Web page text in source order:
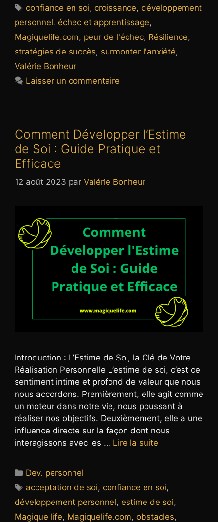
Étiquettes
confiance en soi, croissance, développement
personnel, échec et apprentissage,
Magiquelife.com, peur de l'échec, Résilience,
stratégies de succès, surmonter l'anxiété,
Valérie Bonheur
Laisser un commentaire
Comment Développer l’Estime
de Soi : Guide Pratique et
Efficace
12 août 2023 par Valérie Bonheur
Introduction : L’Estime de Soi, la Clé de Votre
Réalisation Personnelle L’estime de soi, c’est ce
sentiment intime et profond de valeur que nous
nous accordons. Premièrement, elle agit comme
un moteur dans notre vie, nous poussant à
réaliser nos objectifs. Deuxièmement, elle a une
influence directe sur la façon dont nous
interagissons avec les … Lire la suite
Catégories
Dev. personnel
Étiquettes
acceptation de soi, confiance en soi,
développement personnel, estime de soi,
Magique life, Magiquelife.com, obstacles,